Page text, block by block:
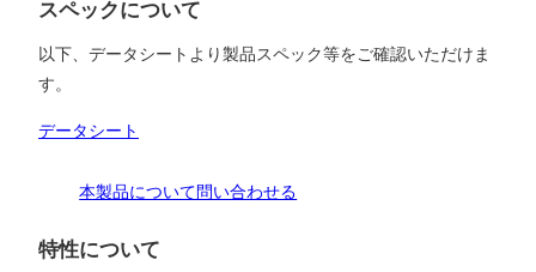
スペックについて
以下、データシートより製品スペック等をご確認いただけま
す。
データシート
本製品について問い合わせる
特性について